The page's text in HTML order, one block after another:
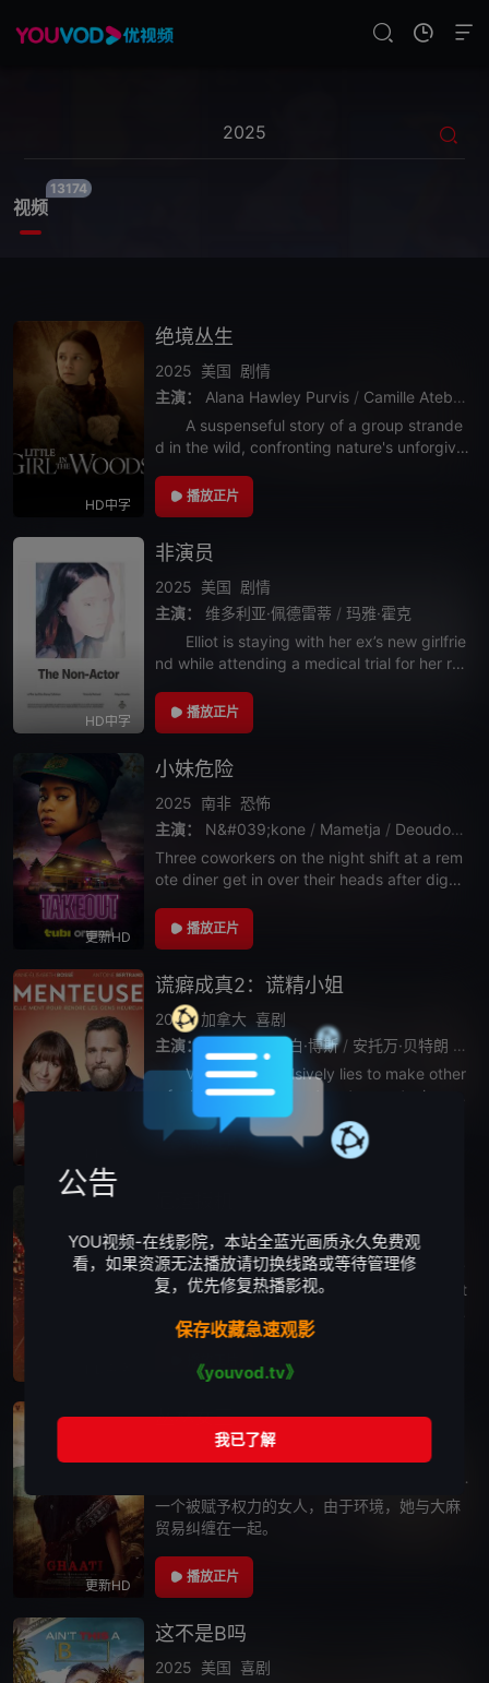
视频
13174
HD中字
绝境丛生
2025 美国 剧情
主演：
Alana Hawley Purvis / Camille Atebe
A suspenseful story of a group strande
d in the wild, confronting nature's unforgivin
播放正片
HD中字
非演员
2025 美国 剧情
主演：
维多利亚·佩德雷蒂 / 玛雅·霍克
Elliot is staying with her ex’s new girlfrie
nd while attending a medical trial for her rec
播放正片
更新HD
小妹危险
2025 南非 恐怖
主演：
N&#039;kone / Mametja / Deoudoné
Three coworkers on the night shift at a rem
ote diner get in over their heads after diggi
播放正片
谎癖成真2：谎精小姐
2025 加拿大 喜剧
主演：
安妮-伊丽莎白·博斯 / 安托万·贝特朗 / 凯
Virginie compulsively lies to make other
s feel good but things turn to worst when all
her lies sud
2025 其它 惊悚 剧情
主演： Sergio Podeley / 朱丽叶塔·迪亚兹
Gatillero (Gunman) is a tense real-time t
on, told thro
播放正片
更新HD
丛林女王
印度 剧情
一个被赋予权力的女人，由于环境，她与大麻
贸易纠缠在一起。
播放正片
这不是B吗
2025 美国 喜剧
公告
YOU视频-在线影院，本站全蓝光画质永久免费观
看，如果资源无法播放请切换线路或等待管理修
复，优先修复热播影视。
保存收藏急速观影
《youvod.tv》